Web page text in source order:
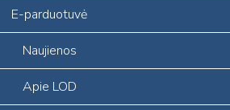
E-parduotuvė
Naujienos
Apie LOD